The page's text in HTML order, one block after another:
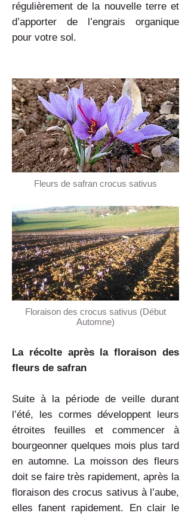
régulièrement de la nouvelle terre et
d’apporter de l’engrais organique
pour votre sol.
Fleurs de safran crocus sativus
Floraison des crocus sativus (Début
Automne)
La récolte après la floraison des
fleurs de safran
Suite à la période de veille durant
l’été, les cormes développent leurs
étroites feuilles et commencer à
bourgeonner quelques mois plus tard
en automne. La moisson des fleurs
doit se faire très rapidement, après la
floraison des crocus sativus à l’aube,
elles fanent rapidement. En clair le